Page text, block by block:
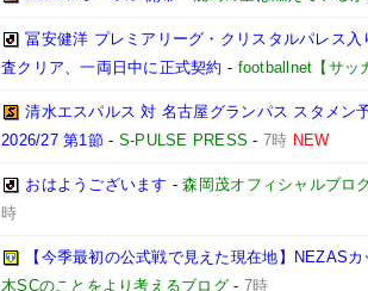
冨安健洋 プレミアリーグ・クリスタルパレス
査クリア、一両日中に正式契約 - footballnet【サッ
清水エスパルス 対 名古屋グランパス スタメン
2026/27 第1節 - S-PULSE PRESS -7時 NEW
おはようございます -森岡茂オフィシャルブロ
時
【今季最初の公式戦で見えた現在地】NEZAS
木SCのことをより考えるブログ - 7時